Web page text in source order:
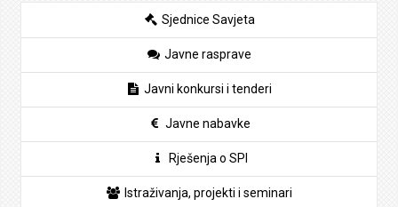
Sjednice Savjeta
Javne rasprave
Javni konkursi i tenderi
Javne nabavke
Rješenja o SPI
Istraživanja, projekti i seminari